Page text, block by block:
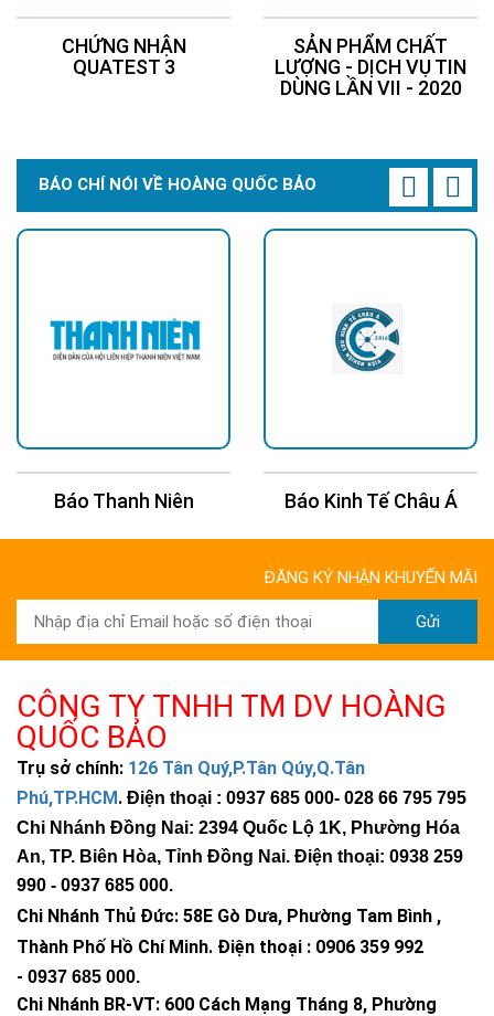
CHỨNG NHẬN
QUATEST 3
SẢN PHẨM CHẤT
LƯỢNG - DỊCH VỤ TIN
DÙNG LẦN VII - 2020
BÁO CHÍ NÓI VỀ HOÀNG QUỐC BẢO
Báo Thanh Niên Báo Kinh Tế Châu Á
ĐĂNG KÝ NHẬN KHUYẾN MÃI
Gửi
CÔNG TY TNHH TM DV HOÀNG
QUỐC BẢO
Trụ sở chính: 126 Tân Quý,P.Tân Qúy,Q.Tân
Phú,TP.HCM. Điện thoại : 0937 685 000- 028 66 795 795
Chi Nhánh Đồng Nai: 2394 Quốc Lộ 1K, Phường Hóa
An, TP. Biên Hòa, Tỉnh Đồng Nai. Điện thoại: 0938 259
990 - 0937 685 000.
Chi Nhánh Thủ Đức: 58E Gò Dưa, Phường Tam Bình ,
Thành Phố Hồ Chí Minh. Điện thoại : 0906 359 992
- 0937 685 000.
Chi Nhánh BR-VT: 600 Cách Mạng Tháng 8, Phường